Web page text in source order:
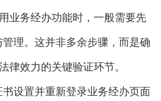
业务经办功能时，一般需要先
理。这并非多余步骤，而是确
律效力的关键验证环节。
置并重新登录业务经办页面